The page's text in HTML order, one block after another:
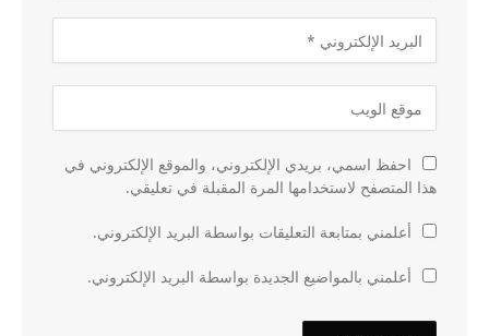
احفظ اسمي، بريدي الإلكتروني، والموقع الإلكتروني في
هذا المتصفح لاستخدامها المرة المقبلة في تعليقي.
أعلمني بمتابعة التعليقات بواسطة البريد الإلكتروني.
أعلمني بالمواضيع الجديدة بواسطة البريد الإلكتروني.